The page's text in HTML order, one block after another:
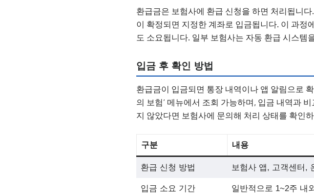
환급금은 보험사에 환급 신청을 하면 처리됩니
이 확정되면 지정한 계좌로 입금됩니다. 이 과정
도 소요됩니다. 일부 보험사는 자동 환급 시스
입금 후 확인 방법
환급금이 입금되면 통장 내역이나 앱 알림으로
의 보험’ 메뉴에서 조회 가능하며, 입금 내역과
지 않았다면 보험사에 문의해 처리 상태를 확인
구분 내용
환급 신청 방법 보험사 앱, 고객센터,
입금 소요 기간 일반적으로 1~2주 내